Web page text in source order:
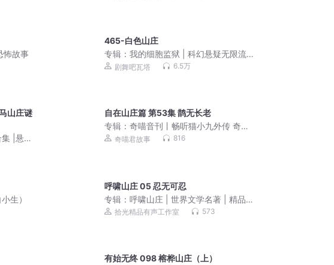
怖故事
465-白色山庄
专辑：我的细胞监狱 | 科幻悬疑无限流 |
3D精品多人剧
剧舞吧瓦塔 6.5万
山庄谜
|悬疑
|焉拓
自在山庄篇 第53集 鹊无长老
专辑：奇喵音刊丨畅听猫小九外传 奇喵
编辑部趣事 百科知识
奇喵君故事 816
生）
呼啸山庄 05 忍无可忍
专辑：呼啸山庄 | 世界文学名著 | 精品多
播 拾光精品有声工作室 573
有始无终 098 榕桦山庄（上）